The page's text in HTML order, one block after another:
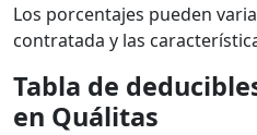
Los porcentajes pueden
contratada y las
Tabla de
en Quálitas